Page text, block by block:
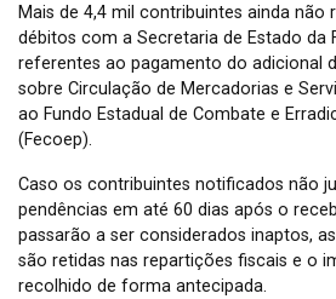
Mais de 4,4 mil contribuintes ainda não
débitos com a Secretaria de Estado da
referentes ao pagamento do adicional
sobre Circulação de Mercadorias e
ao Fundo Estadual de Combate e
(Fecoep).
Caso os contribuintes notificados não
pendências em até 60 dias após o
passarão a ser considerados inaptos,
são retidas nas repartições fiscais e o
recolhido de forma antecipada.